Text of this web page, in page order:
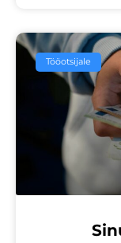
Tööotsijale